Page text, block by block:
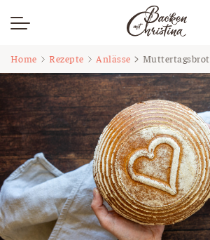
springen
Home Rezepte Anlässe Muttertagsbrot